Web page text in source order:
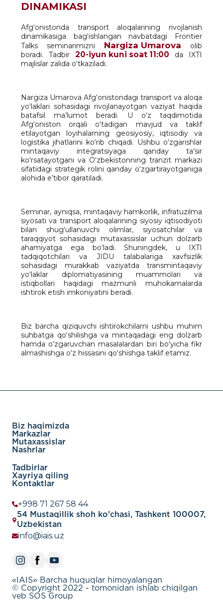
DINAMIKASI
Afg‘onistonda transport aloqalarining rivojlanish
dinamikasiga bag‘ishlangan navbatdagi Frontier
Talks seminarimizni Nargiza Umarova olib
boradi. Tadbir 20-iyun kuni soat 11:00 da IXTI
majlislar zalida o‘tkaziladi.
Nargiza Umarova Afg‘onistondagi transport va aloqa
yo‘laklari sohasidagi rivojlanayotgan vaziyat haqida
batafsil ma’lumot beradi. U o‘z taqdimotida
Afg‘oniston orqali o‘tadigan mavjud va taklif
etilayotgan loyihalarning geosiyosiy, iqtisodiy va
logistika jihatlarini ko‘rib chiqadi. Ushbu o‘zgarishlar
mintaqaviy integratsiyaga qanday ta’sir
ko‘rsatayotgani va O‘zbekistonning tranzit markazi
sifatidagi strategik rolini qanday o‘zgartirayotganiga
alohida e’tibor qaratiladi.
Seminar, ayniqsa, mintaqaviy hamkorlik, infratuzilma
siyosati va transport aloqalarining siyosiy iqtisodiyoti
bilan shug‘ullanuvchi olimlar, siyosatchilar va
taraqqiyot sohasidagi mutaxassislar uchun dolzarb
ahamiyatga ega bo‘ladi. Shuningdek, u IXTI
tadqiqotchilari va JIDU talabalariga xavfsizlik
sohasidagi murakkab vaziyatda transmintaqaviy
yo‘laklar diplomatiyasining muammolari va
istiqbollari haqidagi mazmunli muhokamalarda
ishtirok etish imkoniyatini beradi.
Biz barcha qiziquvchi ishtirokchilarni ushbu muhim
suhbatga qo‘shilishga va mintaqadagi eng dolzarb
hamda o‘zgaruvchan masalalardan biri bo‘yicha fikr
almashishga o‘z hissasini qo‘shishga taklif etamiz.
Biz haqimizda
Markazlar
Mutaxassislar
Nashrlar
Tadbirlar
Xayriya qiling
Kontaktlar
+998 71 267 58 44
54 Mustaqillik shoh ko'chasi, Tashkent 100007,
Uzbekistan
info@iais.uz
«IAIS» Barcha huquqlar himoyalangan
© Copyright 2022 - tomonidan ishlab chiqilgan
veb SOS Group